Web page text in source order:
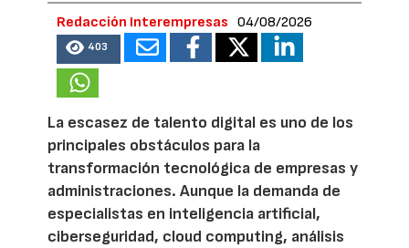
Redacción Interempresas 04/08/2026
403
La escasez de talento digital es uno de los
principales obstáculos para la
transformación tecnológica de empresas y
administraciones. Aunque la demanda de
especialistas en inteligencia artificial,
ciberseguridad, cloud computing, análisis